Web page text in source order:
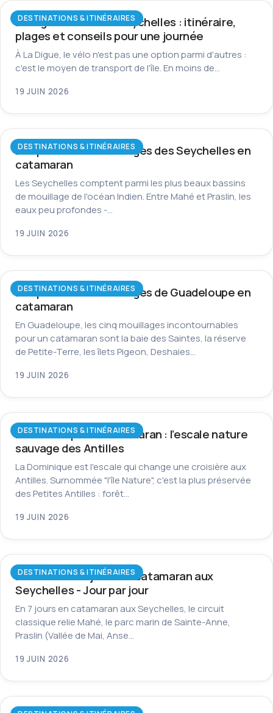
DESTINATIONS & ITINÉRAIRES
La Digue à vélo aux Seychelles : itinéraire,
plages et conseils pour une journée
À La Digue, le vélo n'est pas une option parmi d'autres :
c'est le moyen de transport de l'île. En moins de…
19 JUIN 2026
DESTINATIONS & ITINÉRAIRES
Les plus beaux mouillages des Seychelles en
catamaran
Les Seychelles comptent parmi les plus beaux bassins
de mouillage de l'océan Indien. Entre Mahé et Praslin, les
eaux peu profondes -…
19 JUIN 2026
DESTINATIONS & ITINÉRAIRES
Les plus beaux mouillages de Guadeloupe en
catamaran
En Guadeloupe, les cinq mouillages incontournables
pour un catamaran sont la baie des Saintes, la réserve
de Petite-Terre, les îlets Pigeon, Deshaies…
19 JUIN 2026
DESTINATIONS & ITINÉRAIRES
La Dominique en catamaran : l’escale nature
sauvage des Antilles
La Dominique est l'escale qui change une croisière aux
Antilles. Surnommée "l'île Nature", c'est la plus préservée
des Petites Antilles : forêt…
19 JUIN 2026
DESTINATIONS & ITINÉRAIRES
Itinéraire de 7 jours en catamaran aux
Seychelles - Jour par jour
En 7 jours en catamaran aux Seychelles, le circuit
classique relie Mahé, le parc marin de Sainte-Anne,
Praslin (Vallée de Mai, Anse…
19 JUIN 2026